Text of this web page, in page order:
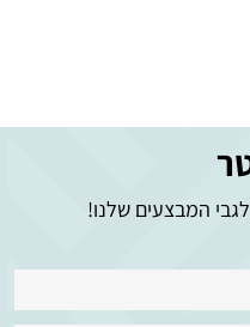
המבצעים שלנו!